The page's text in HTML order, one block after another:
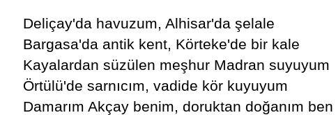
Deliçay'da havuzum, Alhisar'da şelale
Bargasa'da antik kent, Körteke'de bir kale
Kayalardan süzülen meşhur Madran suyuyum
Örtülü'de sarnıcım, vadide kör kuyuyum
Damarım Akçay benim, doruktan doğanım ben